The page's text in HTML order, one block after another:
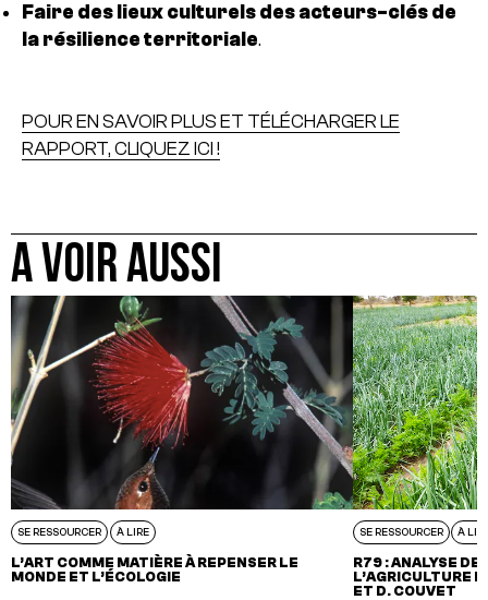
Faire des lieux culturels des acteurs-clés de
la résilience territoriale.
POUR EN SAVOIR PLUS ET TÉLÉCHARGER LE
RAPPORT, CLIQUEZ ICI !
A VOIR AUSSI
SE RESSOURCER À LIRE
L’ART COMME MATIÈRE À REPENSER LE
MONDE ET L’ÉCOLOGIE
SE RESSOURCER À
R79 : ANALYSE DE
L’AGRICULTURE
ET D. COUVET